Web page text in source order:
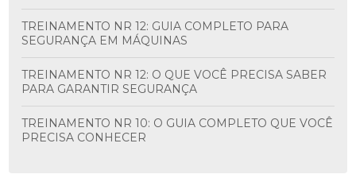
TREINAMENTO NR 12: GUIA COMPLETO PARA
SEGURANÇA EM MÁQUINAS
TREINAMENTO NR 12: O QUE VOCÊ PRECISA SABER
PARA GARANTIR SEGURANÇA
TREINAMENTO NR 10: O GUIA COMPLETO QUE VOCÊ
PRECISA CONHECER